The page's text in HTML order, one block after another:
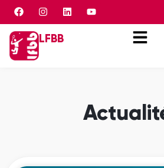
Panneau de gestion des cookies
LFBB